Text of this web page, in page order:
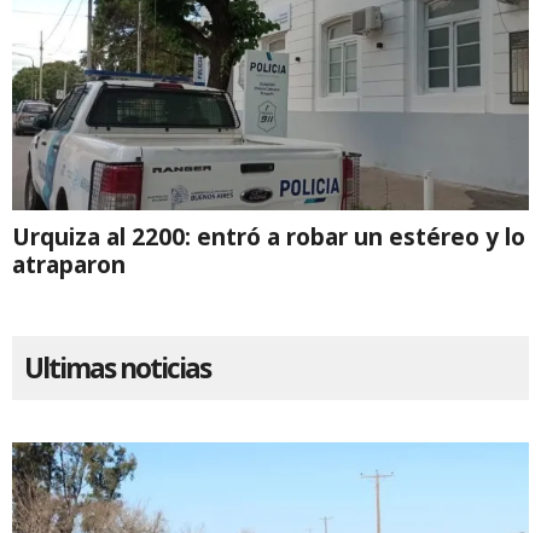
Urquiza al 2200: entró a robar un estéreo y lo
atraparon
Ultimas noticias